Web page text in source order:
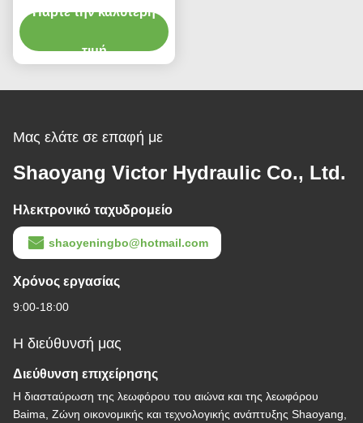
μηχανημάτων 450 bar
Πάρτε την καλύτερη
τιμή
Μας ελάτε σε επαφή με
Shaoyang Victor Hydraulic Co., Ltd.
Ηλεκτρονικό ταχυδρομείο
shaoyeningbo@hotmail.com
Χρόνος εργασίας
9:00-18:00
Η διεύθυνσή μας
Διεύθυνση επιχείρησης
Η διασταύρωση της λεωφόρου του αιώνα και της λεωφόρου
Baima, Ζώνη οικονομικής και τεχνολογικής ανάπτυξης Shaoyang,